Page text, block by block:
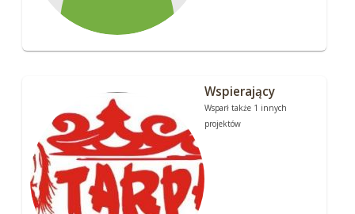
Wspierający
Wsparł także 1 innych
projektów